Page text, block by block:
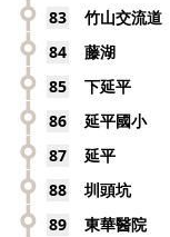
83 竹山交流道
84 藤湖
85 下延平
86 延平國小
87 延平
88 圳頭坑
89 東華醫院